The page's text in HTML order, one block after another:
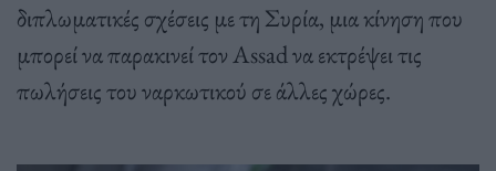
διπλωματικές σχέσεις με τη Συρία, μια κίνηση που
μπορεί να παρακινεί τον Assad να εκτρέψει τις
πωλήσεις του ναρκωτικού σε άλλες χώρες.